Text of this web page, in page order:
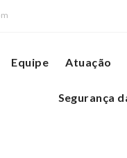
Equipe Atuação
Segurança